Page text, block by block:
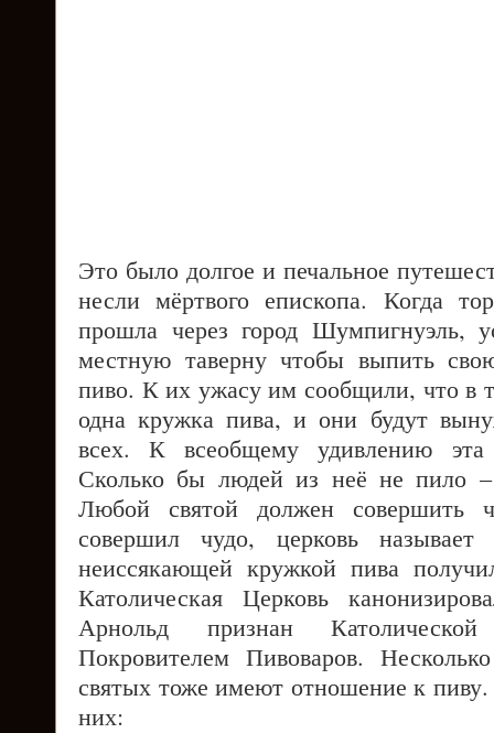
Это было долгое и печальное
несли мёртвого епископа. Когда
прошла через город Шумпигнуэль,
местную таверну чтобы выпить
пиво. К их ужасу им сообщили, что в
одна кружка пива, и они будут
всех. К всеобщему удивлению
Сколько бы людей из неё не пило –
Любой святой должен совершить
совершил чудо, церковь
неиссякающей кружкой пива
Католическая Церковь
Арнольд признан
Покровителем Пивоваров.
святых тоже имеют отношение к пиву.
них: